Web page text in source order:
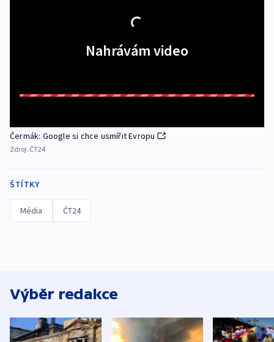
Nahrávám video
Čermák: Google si chce usmířit Evropu
Zdroj: ČT24
ŠTÍTKY
Média ČT24
Výběr redakce